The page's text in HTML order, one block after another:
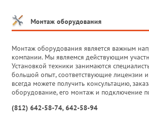
Монтаж оборудования
Монтаж оборудования является важным
компании. Мы являемся действующим
Установкой техники занимаются
большой опыт, соответствующие лицензии
всегда можете получить консультацию,
оборудование, его монтаж и подключение
(812) 642-58-74, 642-58-94